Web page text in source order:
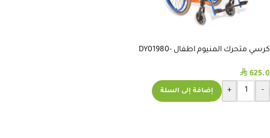
كرسي متحرك المنيوم اطفال DY01980-
⃁ 625.0
-
+ إضافة إلى السلة